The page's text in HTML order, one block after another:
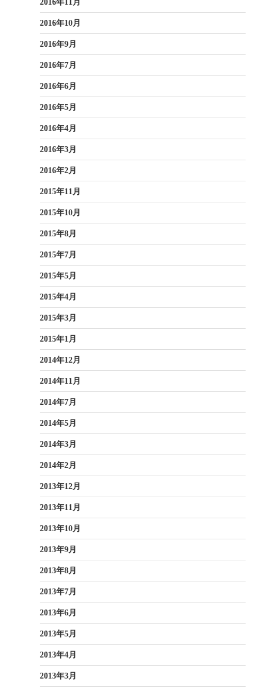
2016年11月
2016年10月
2016年9月
2016年7月
2016年6月
2016年5月
2016年4月
2016年3月
2016年2月
2015年11月
2015年10月
2015年8月
2015年7月
2015年5月
2015年4月
2015年3月
2015年1月
2014年12月
2014年11月
2014年7月
2014年5月
2014年3月
2014年2月
2013年12月
2013年11月
2013年10月
2013年9月
2013年8月
2013年7月
2013年6月
2013年5月
2013年4月
2013年3月